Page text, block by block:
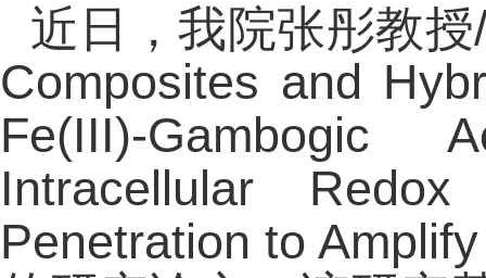
近日，我院张彤教
Composites and
Fe(III)-Gambogic
Intracellular
Penetration to